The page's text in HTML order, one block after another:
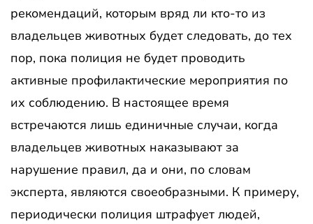
рекомендаций, которым вряд ли кто-то из
владельцев животных будет следовать, до тех
пор, пока полиция не будет проводить
активные профилактические мероприятия по
их соблюдению. В настоящее время
встречаются лишь единичные случаи, когда
владельцев животных наказывают за
нарушение правил, да и они, по словам
эксперта, являются своеобразными. К примеру,
периодически полиция штрафует людей,